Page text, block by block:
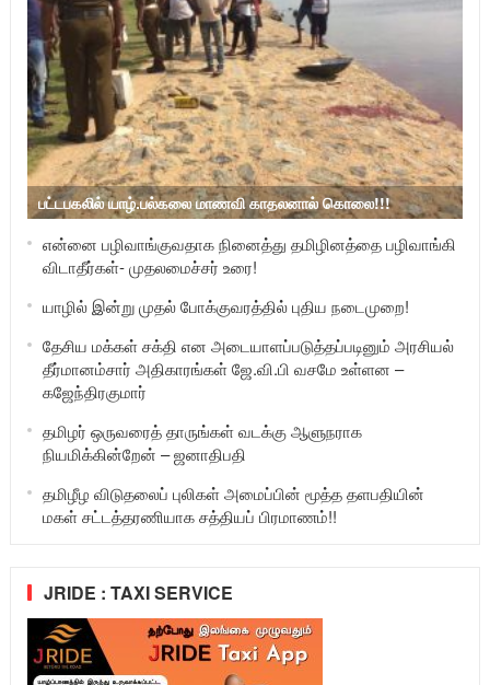
பட்டபகலில் யாழ்.பல்கலை மாணவி காதலனால் கொலை!!!
என்னை பழிவாங்குவதாக நினைத்து தமிழினத்தை பழிவாங்கி
விடாதீர்கள்- முதலமைச்சர் உரை!
யாழில் இன்று முதல் போக்குவரத்தில் புதிய நடைமுறை!
தேசிய மக்கள் சக்தி என அடையாளப்படுத்தப்படினும் அரசியல்
தீர்மானம்சார் அதிகாரங்கள் ஜே.வி.பி வசமே உள்ளன –
கஜேந்திரகுமார்
தமிழர் ஒருவரைத் தாருங்கள் வடக்கு ஆளுநராக
நியமிக்கின்றேன் – ஜனாதிபதி
தமிழீழ விடுதலைப் புலிகள் அமைப்பின் மூத்த தளபதியின்
மகள் சட்டத்தரணியாக சத்தியப் பிரமாணம்!!
JRIDE : TAXI SERVICE